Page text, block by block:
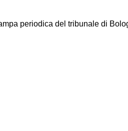
periodica del tribunale di